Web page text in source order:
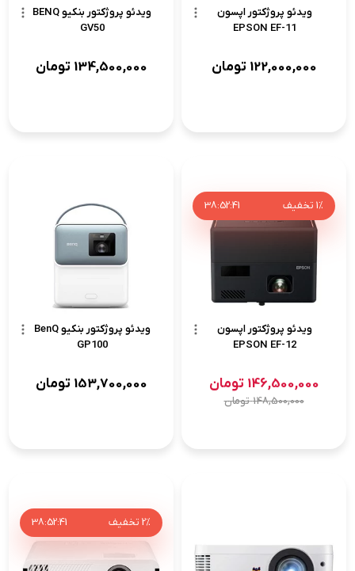
ویدئو پروژکتور اپسون
EPSON EF-11
122,000,000 تومان
ویدئو پروژکتور بنکیو BENQ
GV50
134,500,000 تومان
تخفیف 1%
38:52:41
ویدئو پروژکتور اپسون
EPSON EF-12
146,500,000 تومان
148,500,000تومان
ویدئو پروژکتور بنکیو BenQ
GP100
153,700,000 تومان
تخفیف 2%
38:52:41